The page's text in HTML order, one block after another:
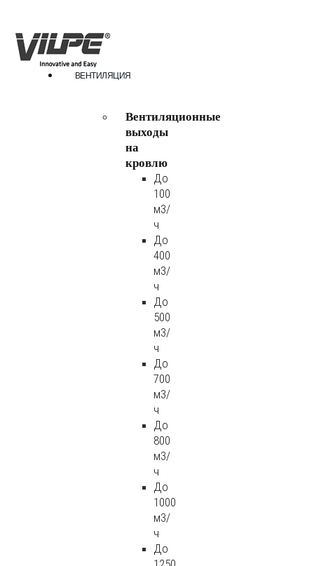
ВЕНТИЛЯЦИЯ
Вентиляционные
выходы
на
кровлю
До
100
м3/
ч
До
400
м3/
ч
До
500
м3/
ч
До
700
м3/
ч
До
800
м3/
ч
До
1000
м3/
ч
До